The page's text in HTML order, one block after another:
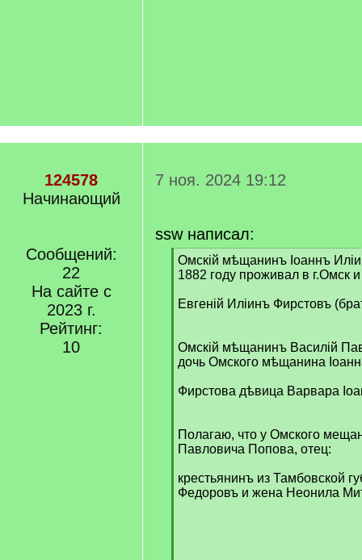
124578
Начинающий
Сообщений:
22
На сайте с
2023 г.
Рейтинг:
10
7 ноя. 2024 19:12
ssw написал:
[
q
Омскій мѣщанинъ Іоаннъ
1882 году проживал в г.Омск и
Евгеній Иліинъ Фирстовъ
Омскій мѣщанинъ Василій
дочь Омского мѣщанина
Фирстова дѣвица Варвара
Полагаю, что у Омского
Павловича Попова, отец:
крестьянинъ из Тамбовской
Федоровъ и жена Неонила